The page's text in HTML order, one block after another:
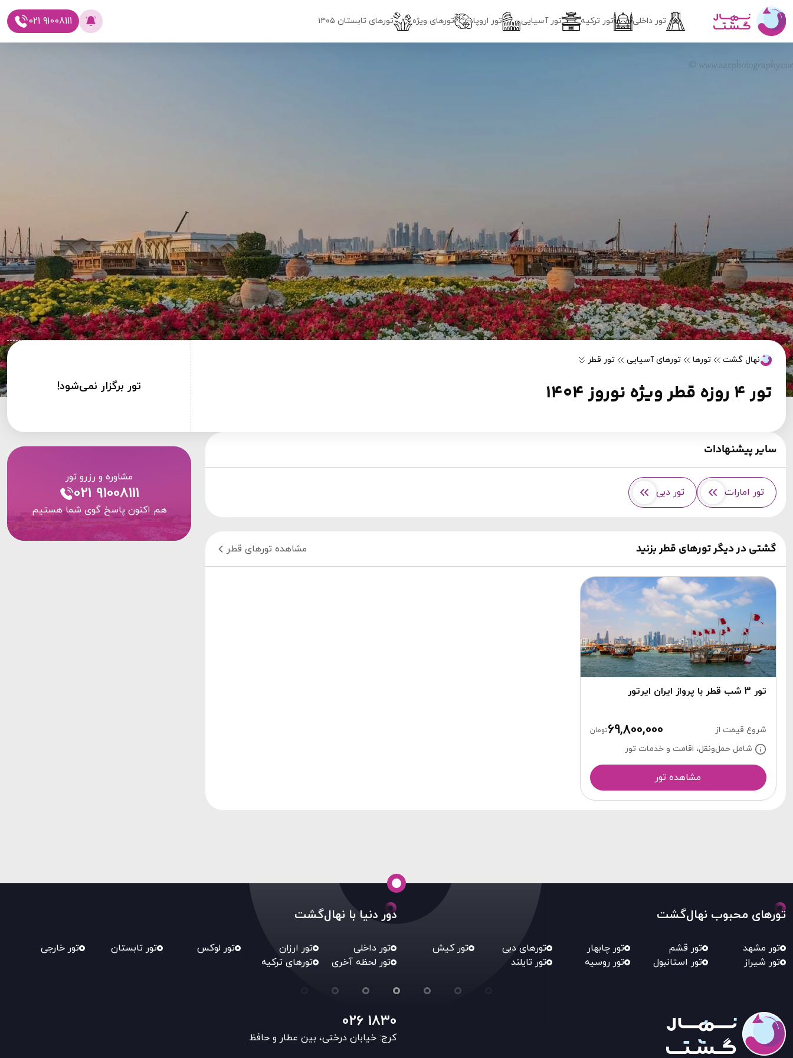
تور داخلی تور ترکیه تور آسیایی تور اروپا تورهای ویژه تور‌های تابستان ۱۴۰۵ 021 91008111
نهال گشت تورها تورهای آسیایی تور قطر
تور 4 روزه قطر ویژه نوروز 1404 تور برگزار نمی‌شود!
سایر پیشنهادات
تور امارات تور دبی
گشتی در دیگر تورهای قطر بزنید مشاهده تورهای قطر
تور 3 شب قطر با پرواز ایران ایرتور
شروع قیمت از 69,800,000تومان
شامل حمل‌ونقل، اقامت و خدمات تور
مشاهده تور
مشاوره و رزرو تور
021 91008111
هم اکنون پاسخ گوی شما هستیم
تورهای محبوب نهال‌گشت
تور مشهد تور قشم تور چابهار تورهای دبی
تور کیش
تور شیراز
تور استانبول تور روسیه تور تایلند
دور دنیا با نهال‌گشت
تور داخلی تور ارزان تور لوکس تور تابستان
تور خارجی
تور لحظه آخری
تورهای ترکیه
026 1830
کرج: خیابان درختی، بین عطار و حافظ